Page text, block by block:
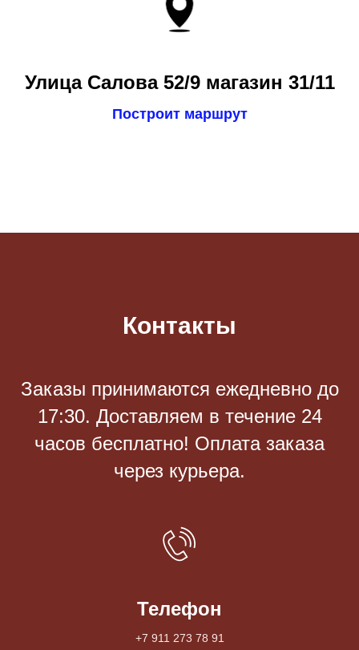
Улица Салова 52/9 магазин 31/11
Построит маршрут
Контакты
Заказы принимаются eжедневно до
17:30. Доставляем в течение 24
часов бесплатно! Оплата заказа
через курьера.
Телефон
+7 911 273 78 91